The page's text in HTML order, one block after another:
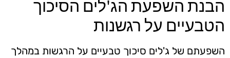
הבנת השפעת הג'לים הסיכוך
הטבעיים על רגשנות
השפעתם של ג'לים סיכוך טבעיים על הרגשות במהלך